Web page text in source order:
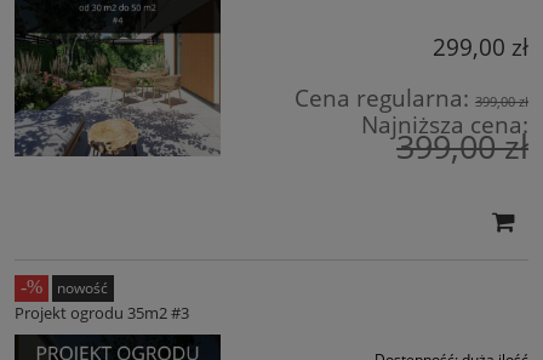
299,00 zł
Cena regularna: 399,00 zł
Najniższa cena:
399,00 zł
Projekt ogrodu 35m2 #3
nowość